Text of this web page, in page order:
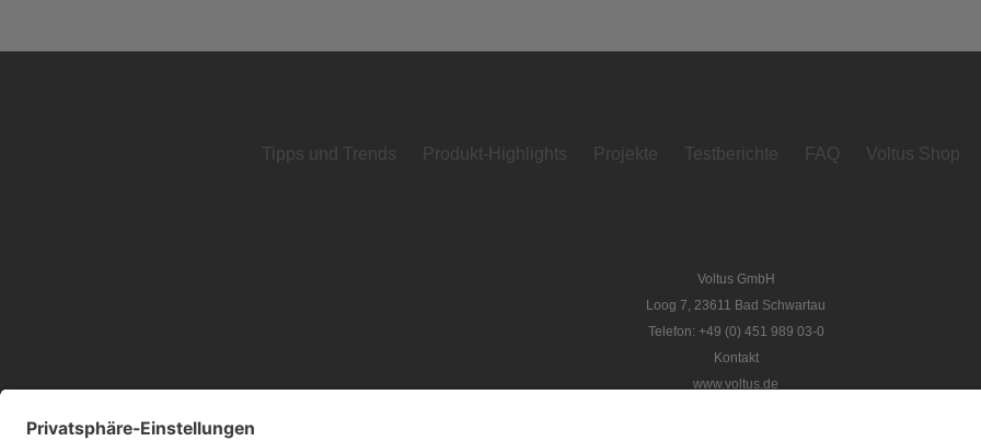
Tipps und Trends Produkt-Highlights Projekte Testberichte FAQ Voltus Shop
Voltus GmbH
Loog 7, 23611 Bad Schwartau
Telefon: +49 (0) 451 989 03-0
Kontakt
www.voltus.de